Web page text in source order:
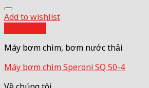
Add to wishlist
Máy bơm chìm, bơm nước thải
Máy bơm chìm Speroni SQ 50-4